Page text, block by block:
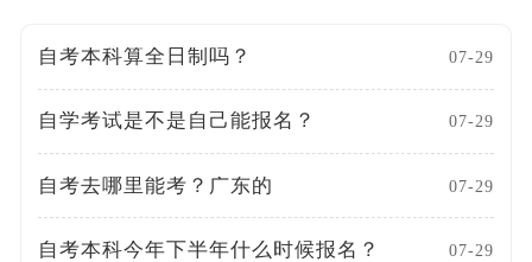
自考本科算全日制吗？ 07-29
自学考试是不是自己能报名？ 07-29
自考去哪里能考？广东的 07-29
自考本科今年下半年什么时候报名？ 07-29